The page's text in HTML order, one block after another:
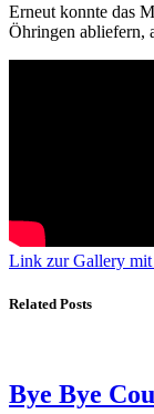
Erneut konnte das
Öhringen abliefern,
Link zur Gallery mit
Related Posts
Bye Bye